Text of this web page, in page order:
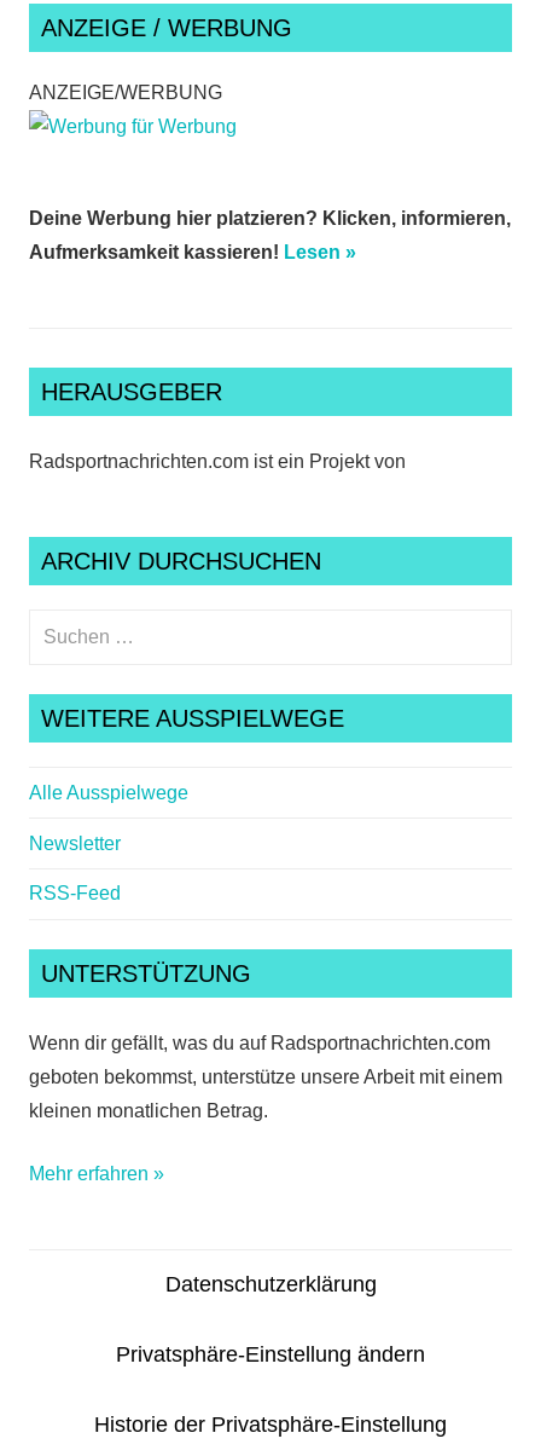
ANZEIGE / WERBUNG
ANZEIGE/WERBUNG
Deine Werbung hier platzieren? Klicken, informieren,
Aufmerksamkeit kassieren! Lesen »
HERAUSGEBER
Radsportnachrichten.com ist ein Projekt von
ARCHIV DURCHSUCHEN
Suchen
WEITERE AUSSPIELWEGE
Alle Ausspielwege
Newsletter
RSS-Feed
UNTERSTÜTZUNG
Wenn dir gefällt, was du auf Radsportnachrichten.com
geboten bekommst, unterstütze unsere Arbeit mit einem
kleinen monatlichen Betrag.
Mehr erfahren »
Datenschutzerklärung
Privatsphäre-Einstellung ändern
Historie der Privatsphäre-Einstellung